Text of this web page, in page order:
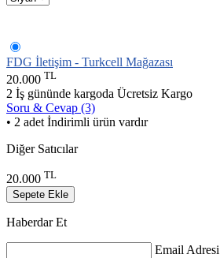
FDG İletişim - Turkcell Mağazası
20.000 TL
2 İş gününde kargoda Ücretsiz Kargo
Soru & Cevap (3)
• 2 adet İndirimli ürün vardır
Diğer Satıcılar
20.000 TL
Sepete Ekle
Haberdar Et
Email Adresi